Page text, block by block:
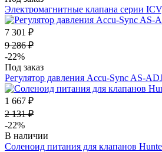
Электромагнитные клапана серии
7 301 ₽
9 286 ₽
-22%
Под заказ
Регулятор давления Accu-Sync AS-
1 667 ₽
2 131 ₽
-22%
В наличии
Соленоид питания для клапанов